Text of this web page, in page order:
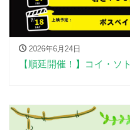
2026年6月24日
【順延開催！】コイ・ソ